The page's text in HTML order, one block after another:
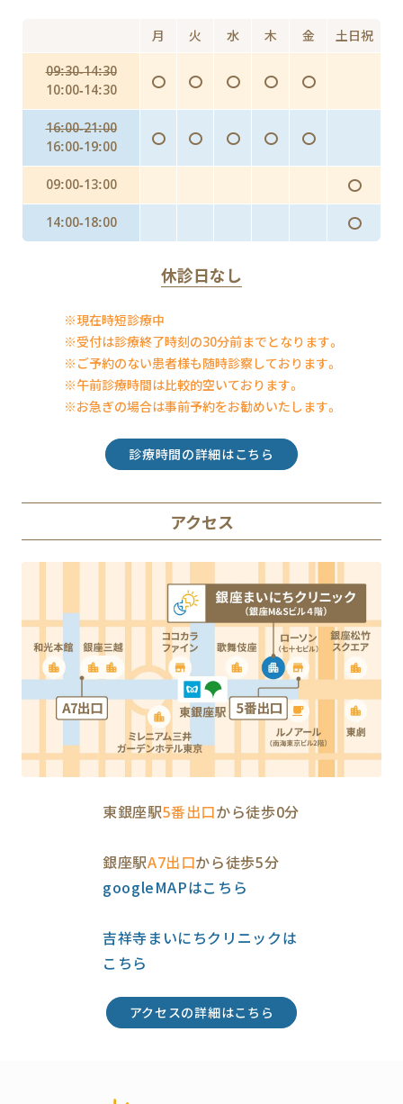
インフルエンザ予防投与（予防内服）
インフルエンザワクチンの予防接種
月 火 水 木 金 土日祝
09:30-14:30
10:00-14:30
〇 〇 〇 〇 〇
16:00-21:00
16:00-19:00
〇 〇 〇 〇 〇
09:00-13:00 〇
14:00-18:00 〇
休診日なし
※現在時短診療中
※受付は診療終了時刻の30分前までとなります。
※ご予約のない患者様も随時診察しております。
※午前診療時間は比較的空いております。
※お急ぎの場合は事前予約をお勧めいたします。
アクセス
東銀座駅5番出口から徒歩0分
銀座駅A7出口から徒歩5分
googleMAPはこちら
吉祥寺まいにちクリニックは
こちら
診療時間の詳細はこちら
アクセスの詳細はこちら